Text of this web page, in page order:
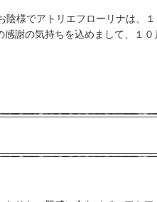
陰様でアトリエフローリナは、
感謝の気持ちを込めまして、１